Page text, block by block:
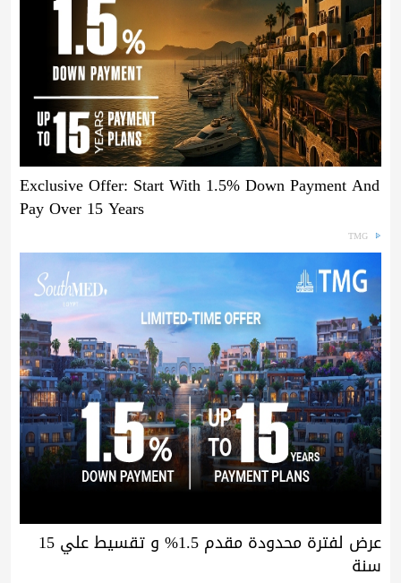
Exclusive Offer: Start With 1.5% Down Payment And
Pay Over 15 Years
TMG
عرض لفترة محدودة مقدم 1.5% و تقسيط علي 15
سنة